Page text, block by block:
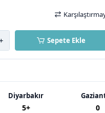
Diyarbakır
5+ 0
Sepete Ekle